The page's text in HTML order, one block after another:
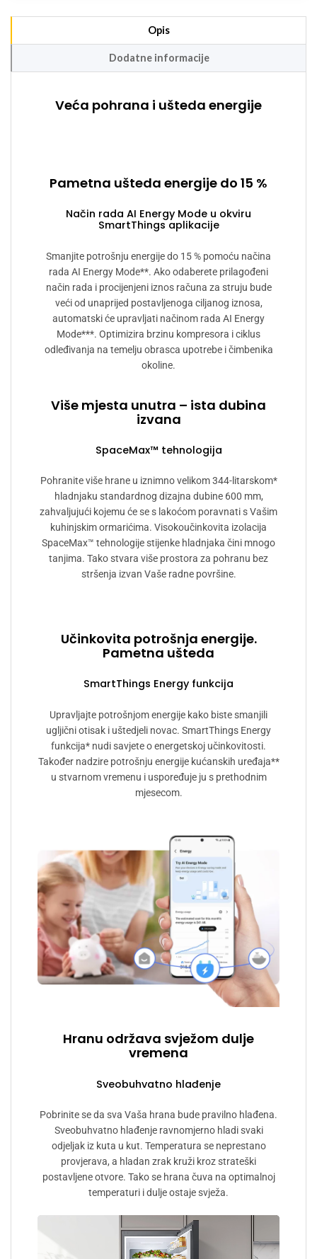
Opis
Dodatne informacije
Veća pohrana i ušteda energije
Pametna ušteda energije do 15 %
Način rada AI Energy Mode u okviru
SmartThings aplikacije
Smanjite potrošnju energije do 15 % pomoću načina
rada AI Energy Mode**. Ako odaberete prilagođeni
način rada i procijenjeni iznos računa za struju bude
veći od unaprijed postavljenoga ciljanog iznosa,
automatski će upravljati načinom rada AI Energy
Mode***. Optimizira brzinu kompresora i ciklus
odleđivanja na temelju obrasca upotrebe i čimbenika
okoline.
Više mjesta unutra – ista dubina
izvana
SpaceMax™ tehnologija
Pohranite više hrane u iznimno velikom 344-litarskom*
hladnjaku standardnog dizajna dubine 600 mm,
zahvaljujući kojemu će se s lakoćom poravnati s Vašim
kuhinjskim ormarićima. Visokoučinkovita izolacija
SpaceMax™ tehnologije stijenke hladnjaka čini mnogo
tanjima. Tako stvara više prostora za pohranu bez
stršenja izvan Vaše radne površine.
Učinkovita potrošnja energije.
Pametna ušteda
SmartThings Energy funkcija
Upravljajte potrošnjom energije kako biste smanjili
ugljični otisak i uštedjeli novac. SmartThings Energy
funkcija* nudi savjete o energetskoj učinkovitosti.
Također nadzire potrošnju energije kućanskih uređaja**
u stvarnom vremenu i uspoređuje ju s prethodnim
mjesecom.
Hranu održava svježom dulje
vremena
Sveobuhvatno hlađenje
Pobrinite se da sva Vaša hrana bude pravilno hlađena.
Sveobuhvatno hlađenje ravnomjerno hladi svaki
odjeljak iz kuta u kut. Temperatura se neprestano
provjerava, a hladan zrak kruži kroz strateški
postavljene otvore. Tako se hrana čuva na optimalnoj
temperaturi i dulje ostaje svježa.